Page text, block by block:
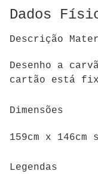
Dados
Descrição
Desenho a
cartão está
Dimensões
159cm x 146cm
Legendas